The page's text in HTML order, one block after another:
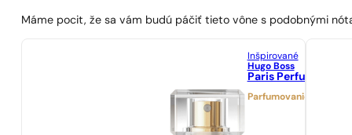
Máme pocit, že sa vám budú páčiť tieto vône s podobnými
Inšpirované
Hugo Boss
Paris Perfumes N°
Parfumovanie 25%